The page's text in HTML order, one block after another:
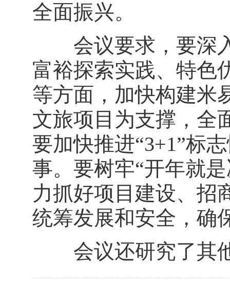
全面振兴。
会议要求，要深入
富裕探索实践、特色
等方面，加快构建米
文旅项目为支撑，全
要加快推进“3+1”标
事。要树牢“开年就
力抓好项目建设、招
统筹发展和安全，确
会议还研究了其